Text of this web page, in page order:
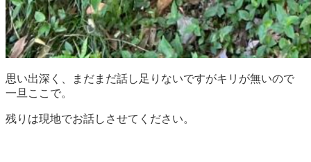
思い出深く、まだまだ話し足りないですがキリが無いので
一旦ここで。
残りは現地でお話しさせてください。